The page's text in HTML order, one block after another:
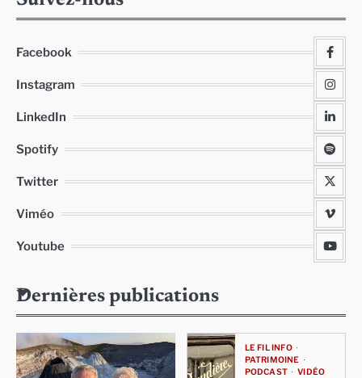
Facebook
Instagram
LinkedIn
Spotify
Twitter
Viméo
Youtube
Dernières publications
LE FIL INFO
PATRIMOINE
PODCAST
VIDÉO